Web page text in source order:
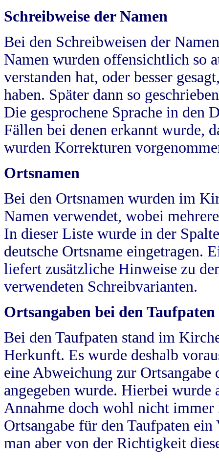
Schreibweise der Namen
Bei den Schreibweisen der
Namen wurden offensichtlich so
verstanden hat, oder besser
haben. Später dann so
Die gesprochene Sprache in
Fällen bei denen erkannt wurde,
wurden Korrekturen
Ortsnamen
Bei den Ortsnamen wurden im
Namen verwendet, wobei
In dieser Liste wurde in der
deutsche Ortsname eingetragen.
liefert zusätzliche Hinweise zu
verwendeten Schreibvarianten.
Ortsangaben bei den Taufpaten
Bei den Taufpaten stand im
Herkunft. Es wurde deshalb
eine Abweichung zur
angegeben wurde. Hierbei wurde
Annahme doch wohl nicht
Ortsangabe für den Taufpaten
man aber von der Richtigkeit